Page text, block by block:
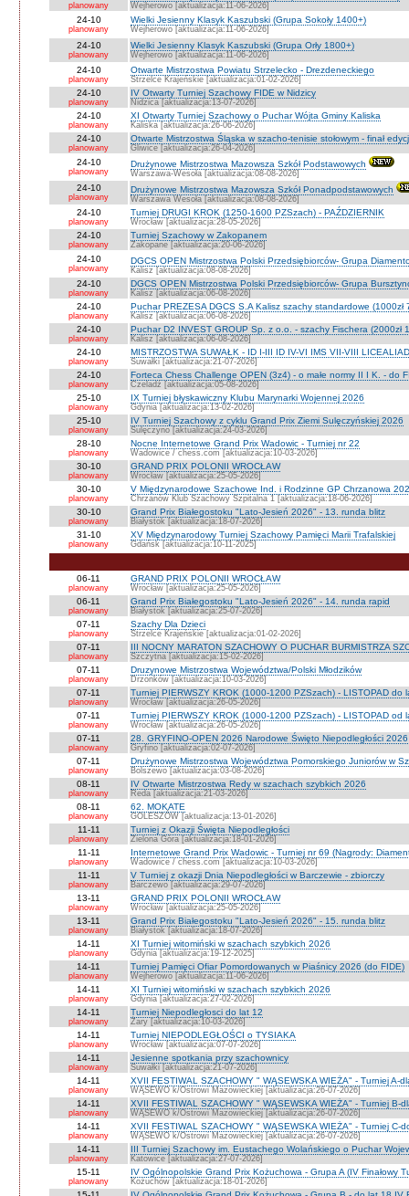
planowany Wejherowo [aktualizacja:11-06-2026]
24-10
planowany
Wielki Jesienny Klasyk Kaszubski (Grupa Sokoły 1400+)
Wejherowo [aktualizacja:11-06-2026]
24-10
planowany
Wielki Jesienny Klasyk Kaszubski (Grupa Orły 1800+)
Wejherowo [aktualizacja:11-06-2026]
24-10
planowany
Otwarte Mistrzostwa Powiatu Strzelecko - Drezdeneckiego
Strzelce Krajeńskie [aktualizacja:01-02-2026]
24-10
planowany
IV Otwarty Turniej Szachowy FIDE w Nidzicy
Nidzica [aktualizacja:13-07-2026]
24-10
planowany
XI Otwarty Turniej Szachowy o Puchar Wójta Gminy Kaliska
Kaliska [aktualizacja:26-06-2026]
24-10
planowany
Otwarte Mistrzostwa Śląska w szacho-tenisie stołowym - finał
Gliwice [aktualizacja:26-04-2026]
24-10
planowany
Drużynowe Mistrzostwa Mazowsza Szkół Podstawowych
Warszawa-Wesoła [aktualizacja:08-08-2026]
24-10
planowany
Drużynowe Mistrzostwa Mazowsza Szkół Ponadpodstawowych
Warszawa Wesoła [aktualizacja:08-08-2026]
24-10
planowany
Turniej DRUGI KROK (1250-1600 PZSzach) - PAŹDZIERNIK
Wrocław [aktualizacja:28-05-2026]
24-10
planowany
Turniej Szachowy w Zakopanem
Zakopane [aktualizacja:20-06-2026]
24-10
planowany
DGCS OPEN Mistrzostwa Polski Przedsiębiorców- Grupa
Kalisz [aktualizacja:08-08-2026]
24-10
planowany
DGCS OPEN Mistrzostwa Polski Przedsiębiorców- Grupa
Kalisz [aktualizacja:06-08-2026]
24-10
planowany
Puchar PREZESA DGCS S.A Kalisz szachy standardowe (1000zł
Kalisz [aktualizacja:06-08-2026]
24-10
planowany
Puchar D2 INVEST GROUP Sp. z o.o. - szachy Fischera (2000zł
Kalisz [aktualizacja:06-08-2026]
24-10
planowany
MISTRZOSTWA SUWAŁK - ID I-III ID IV-VI IMS VII-VIII
Suwałki [aktualizacja:21-07-2026]
24-10
planowany
Forteca Chess Challenge OPEN (3z4) - o małe normy II I K. - do
Czeladź [aktualizacja:05-08-2026]
25-10
planowany
IX Turniej błyskawiczny Klubu Marynarki Wojennej 2026
Gdynia [aktualizacja:13-02-2026]
25-10
planowany
IV Turniej Szachowy z cyklu Grand Prix Ziemi Sulęczyńskiej 2026
Sulęczyno [aktualizacja:24-03-2026]
28-10
planowany
Nocne Internetowe Grand Prix Wadowic - Turniej nr 22
Wadowice / chess.com [aktualizacja:10-03-2026]
30-10
planowany
GRAND PRIX POLONII WROCŁAW
Wrocław [aktualizacja:25-05-2026]
30-10
planowany
V Międzynarodowe Szachowe Ind. i Rodzinne GP Chrzanowa
Chrzanów Klub Szachowy Szpitalna 1 [aktualizacja:18-06-2026]
30-10
planowany
Grand Prix Białegostoku "Lato-Jesień 2026" - 13. runda blitz
Białystok [aktualizacja:18-07-2026]
31-10
planowany
XV Międzynarodowy Turniej Szachowy Pamięci Marii Trafalskiej
Gdańsk [aktualizacja:10-11-2025]
06-11
planowany
GRAND PRIX POLONII WROCŁAW
Wrocław [aktualizacja:25-05-2026]
06-11
planowany
Grand Prix Białegostoku "Lato-Jesień 2026" - 14. runda rapid
Białystok [aktualizacja:25-07-2026]
07-11
planowany
Szachy Dla Dzieci
Strzelce Krajeńskie [aktualizacja:01-02-2026]
07-11
planowany
III NOCNY MARATON SZACHOWY O PUCHAR BURMISTRZA
Szczytna [aktualizacja:15-02-2026]
07-11
planowany
Druzynowe Mistrzostwa Województwa/Polski Młodzików
Drzonków [aktualizacja:10-03-2026]
07-11
planowany
Turniej PIERWSZY KROK (1000-1200 PZSzach) - LISTOPAD do
Wrocław [aktualizacja:26-05-2026]
07-11
planowany
Turniej PIERWSZY KROK (1000-1200 PZSzach) - LISTOPAD od
Wrocław [aktualizacja:26-05-2026]
07-11
planowany
28. GRYFINO-OPEN 2026 Narodowe Święto Niepodległości 2026
Gryfino [aktualizacja:02-07-2026]
07-11
planowany
Drużynowe Mistrzostwa Województwa Pomorskiego Juniorów w
Bolszewo [aktualizacja:03-08-2026]
08-11
planowany
IV Otwarte Mistrzostwa Redy w szachach szybkich 2026
Reda [aktualizacja:21-03-2026]
08-11
planowany
62. MOKATE
GOLESZÓW [aktualizacja:13-01-2026]
11-11
planowany
Turniej z Okazji Święta Niepodległości
Zielona Góra [aktualizacja:18-01-2026]
11-11
planowany
Internetowe Grand Prix Wadowic - Turniej nr 69 (Nagrody:
Wadowice / chess.com [aktualizacja:10-03-2026]
11-11
planowany
V Turniej z okazji Dnia Niepodległości w Barczewie - zbiorczy
Barczewo [aktualizacja:29-07-2026]
13-11
planowany
GRAND PRIX POLONII WROCŁAW
Wrocław [aktualizacja:25-05-2026]
13-11
planowany
Grand Prix Białegostoku "Lato-Jesień 2026" - 15. runda blitz
Białystok [aktualizacja:18-07-2026]
14-11
planowany
XI Turniej witomiński w szachach szybkich 2026
Gdynia [aktualizacja:19-12-2025]
14-11
planowany
Turniej Pamięci Ofiar Pomordowanych w Piaśnicy 2026 (do FIDE)
Wejherowo [aktualizacja:11-06-2026]
14-11
planowany
XI Turniej witomiński w szachach szybkich 2026
Gdynia [aktualizacja:27-02-2026]
14-11
planowany
Turniej Niepodległosci do lat 12
Żary [aktualizacja:10-03-2026]
14-11
planowany
Turniej NIEPODLEGŁOŚCI o TYSIAKA
Wrocław [aktualizacja:07-07-2026]
14-11
planowany
Jesienne spotkania przy szachownicy
Suwałki [aktualizacja:21-07-2026]
14-11
planowany
XVII FESTIWAL SZACHOWY " WĄSEWSKA WIEŻA" - Turniej A-
WĄSEWO k/Ostrowi Mazowieckiej [aktualizacja:26-07-2026]
14-11
planowany
XVII FESTIWAL SZACHOWY " WĄSEWSKA WIEŻA" - Turniej B-
WĄSEWO k/Ostrowi Mazowieckiej [aktualizacja:26-07-2026]
14-11
planowany
XVII FESTIWAL SZACHOWY " WĄSEWSKA WIEŻA" - Turniej C-
WĄSEWO k/Ostrowi Mazowieckiej [aktualizacja:26-07-2026]
14-11
planowany
III Turniej Szachowy im. Eustachego Wolańskiego o Puchar
Katowice [aktualizacja:27-07-2026]
15-11
planowany
IV Ogólnopolskie Grand Prix Kożuchowa - Grupa A (IV Finałowy
Kożuchów [aktualizacja:18-01-2026]